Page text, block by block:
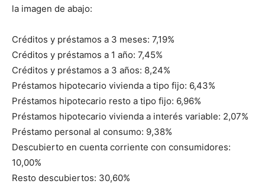
la imagen de abajo:
Créditos y préstamos a 3 meses: 7,19%
Créditos y préstamos a 1 año: 7,45%
Créditos y préstamos a 3 años: 8,24%
Préstamos hipotecario vivienda a tipo fijo: 6,43%
Préstamos hipotecario resto a tipo fijo: 6,96%
Préstamos hipotecario vivienda a interés variable: 2,07%
Préstamo personal al consumo: 9,38%
Descubierto en cuenta corriente con consumidores:
10,00%
Resto descubiertos: 30,60%